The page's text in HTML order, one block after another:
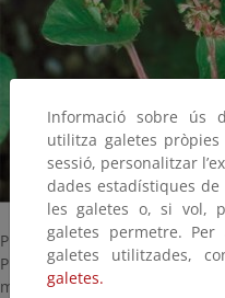
Planta anual que florece
Puede alcanzar los 60 cm
masculinas se
Informació sobre ús
utilitza galetes
sessió, personalitzar
dades estadístiques de
les galetes o, si vol,
galetes permetre.
galetes utilitzades,
galetes.